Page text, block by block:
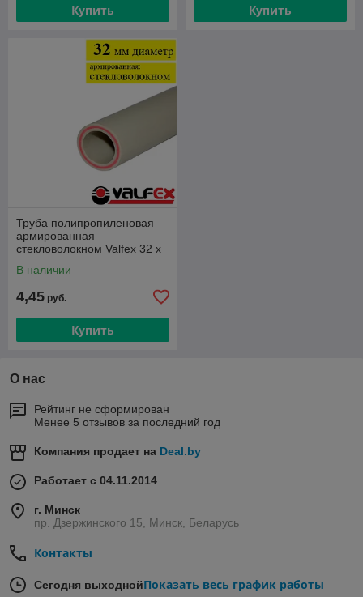
Купить Купить
Труба полипропиленовая
армированная
стекловолокном Valfex 32 х
В наличии
4,45 руб.
Купить
О нас
Рейтинг не сформирован
Менее 5 отзывов за последний год
Компания продает на Deal.by
Работает с 04.11.2014
г. Минск
пр. Дзержинского 15, Минск, Беларусь
Контакты
Сегодня выходнойПоказать весь график работы